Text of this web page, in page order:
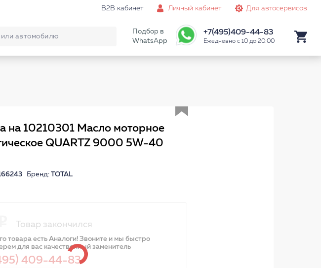
B2B кабинет Личный кабинет Для автосервисов
Подбор в
WhatsApp
+7(495)409-44-83
Ежедневно с 10 до 20:00
на 10210301 Масло моторное
QUARTZ 9000 5W-40
Бренд: TOTAL
Товар закончился
товара есть Аналоги! Звоните и мы быстро
для вас качественный заменитель
409-44-83